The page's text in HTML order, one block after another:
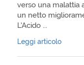
verso una malattia
un netto
L’Acido ...
Leggi articolo